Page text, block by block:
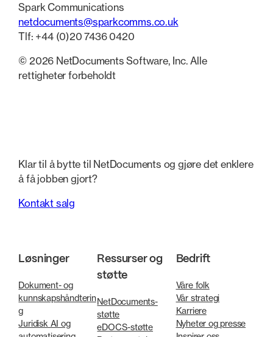
Spark Communications
netdocuments@sparkcomms.co.uk
Tlf: +44 (0)20 7436 0420
© 2026 NetDocuments Software, Inc. Alle
rettigheter forbeholdt
Klar til å bytte til NetDocuments og gjøre det enklere
å få jobben gjort?
Kontakt salg
Løsninger
Dokument- og
kunnskapshåndterin
g
Juridisk AI og
Ressurser og
støtte
NetDocuments-
støtte
eDOCS-støtte
Bedrift
Våre folk
Vår strategi
Karriere
Nyheter og presse